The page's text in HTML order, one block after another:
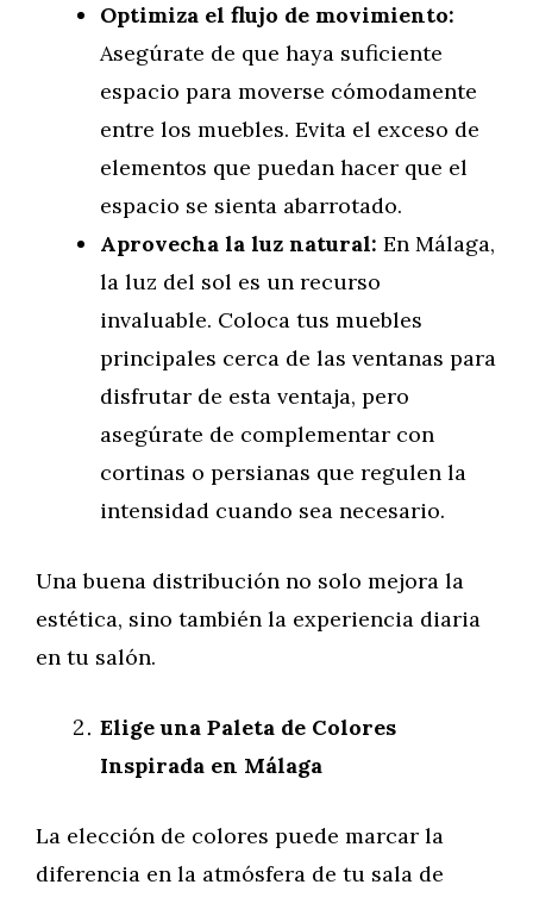
Optimiza el flujo de movimiento:
Asegúrate de que haya suficiente
espacio para moverse cómodamente
entre los muebles. Evita el exceso de
elementos que puedan hacer que el
espacio se sienta abarrotado.
Aprovecha la luz natural: En Málaga,
la luz del sol es un recurso
invaluable. Coloca tus muebles
principales cerca de las ventanas para
disfrutar de esta ventaja, pero
asegúrate de complementar con
cortinas o persianas que regulen la
intensidad cuando sea necesario.
Una buena distribución no solo mejora la
estética, sino también la experiencia diaria
en tu salón.
Elige una Paleta de Colores
Inspirada en Málaga
La elección de colores puede marcar la
diferencia en la atmósfera de tu sala de